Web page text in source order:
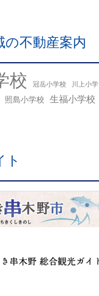
の不動産案内
校 冠岳小学校
川上小学
照島小学校 生福小学校
ト